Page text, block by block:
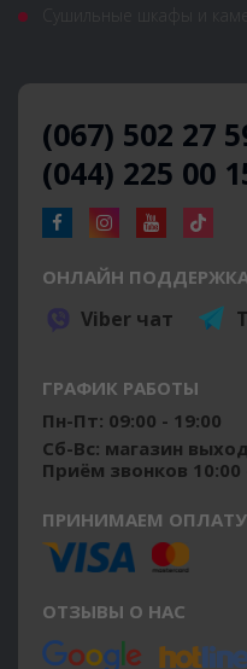
(067) 502 27
(044) 225 00
ОНЛАЙН
Viber чат
ГРАФИК РАБОТЫ
Пн-Пт: 09:00 - 19:00
Сб-Вс: магазин
Приём звонков 10:00
ПРИНИМАЕМ ОПЛАТУ
ОТЗЫВЫ О НАС